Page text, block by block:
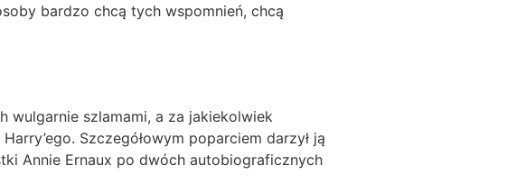
bardzo chcą tych wspomnień, chcą
wulgarnie szlamami, a za jakiekolwiek
Szczegółowym poparciem darzył ją
Annie Ernaux po dwóch autobiograficznych